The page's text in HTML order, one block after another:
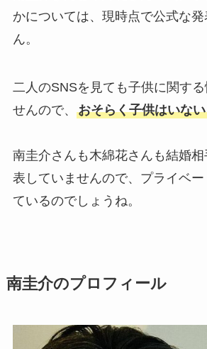
かについては、現時点で公式な
ん。
二人のSNSを見ても子供に関す
せんので、 おそらく子供はいない
南圭介さんも木綿花さんも結婚
表していませんので、プライベー
ているのでしょうね。
南圭介のプロフィール